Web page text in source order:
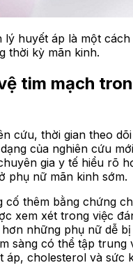
lý huyết áp là một
thời kỳ mãn kinh.
tim mạch
cứu, thời gian theo
của nghiên cứu
gia y tế hiểu rõ
phụ nữ mãn kinh sớm.
cố thêm bằng chứng
xem xét trong việc
những phụ nữ dễ
sàng có thể tập trung
áp, cholesterol và sức